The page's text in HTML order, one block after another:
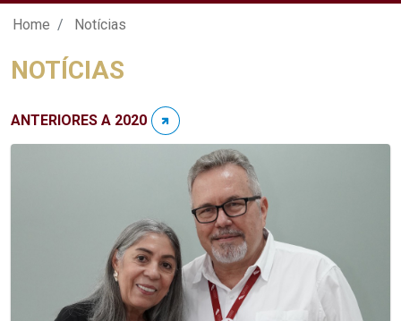
Notícias - Unicap
Home Notícias
NOTÍCIAS
ANTERIORES A 2020